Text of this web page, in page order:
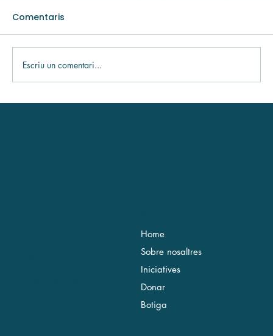
Comentaris
Escriu un comentari...
Home
Sobre nosaltres
Iniciatives
Donar
Botiga